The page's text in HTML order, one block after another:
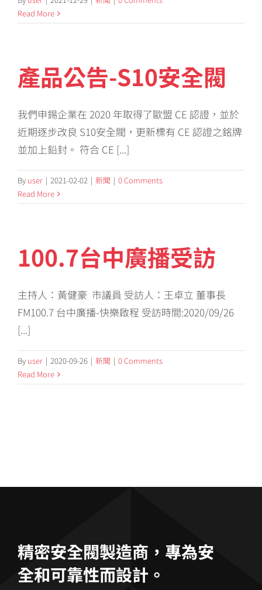
Read More
產品公告-S10安全閥
我們申錫企業在 2020 年取得了歐盟 CE 認證，並於
近期逐步改良 S10安全閥，更新標有 CE 認證之銘牌
並加上鉛封。 符合 CE [...]
By user | 2021-02-02 | 新聞 | 0 Comments
Read More
100.7台中廣播受訪
主持人：黃健豪 市議員 受訪人：王卓立 董事長
FM100.7 台中廣播-快樂啟程 受訪時間:2020/09/26
[...]
By user | 2020-09-26 | 新聞 | 0 Comments
Read More
精密安全閥製造商，專為安
全和可靠性而設計。